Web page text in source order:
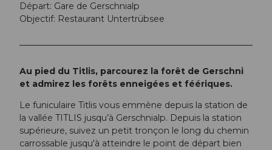
Départ: Gare de Gerschnialp
Objectif: Restaurant Untertrübsee
Au pied du Titlis, parcourez la forêt de Gerschni
et admirez les forêts enneigées et féériques.
Le funiculaire Titlis vous emmène depuis la station de
la vallée TITLIS jusqu’à Gerschnialp. Depuis la station
supérieure, suivez un petit tronçon le long du chemin
carrossable jusqu'à atteindre le point de départ bien